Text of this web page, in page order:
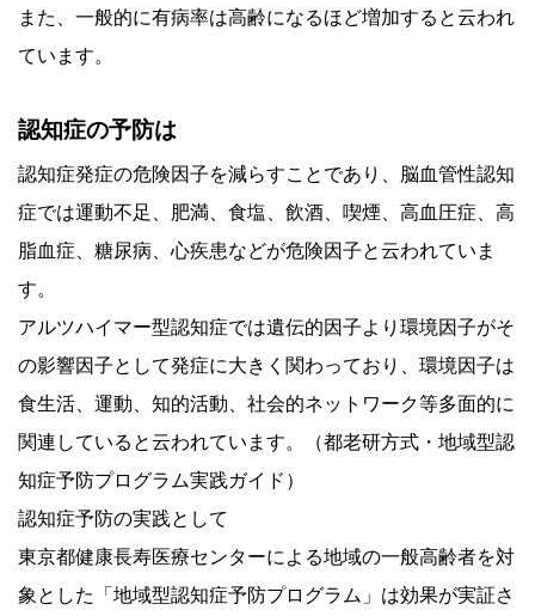
また、一般的に有病率は高齢になるほど増加すると云われ
ています。
認知症の予防は
認知症発症の危険因子を減らすことであり、脳血管性認知
症では運動不足、肥満、食塩、飲酒、喫煙、高血圧症、高
脂血症、糖尿病、心疾患などが危険因子と云われていま
す。
アルツハイマー型認知症では遺伝的因子より環境因子がそ
の影響因子として発症に大きく関わっており、環境因子は
食生活、運動、知的活動、社会的ネットワーク等多面的に
関連していると云われています。（都老研方式・地域型認
知症予防プログラム実践ガイド）
認知症予防の実践として
東京都健康長寿医療センターによる地域の一般高齢者を対
象とした「地域型認知症予防プログラム」は効果が実証さ